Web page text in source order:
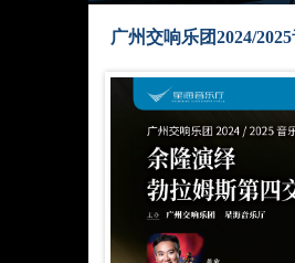
广州交响乐团2024/